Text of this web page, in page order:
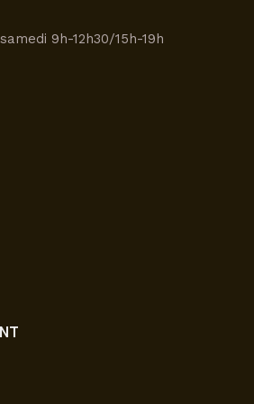
produit
choisies
9h-12h30/15h-19h